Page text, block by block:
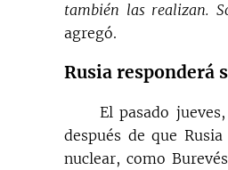
también las realizan.
agregó.
Rusia responderá
El pasado
después de que
nuclear, como